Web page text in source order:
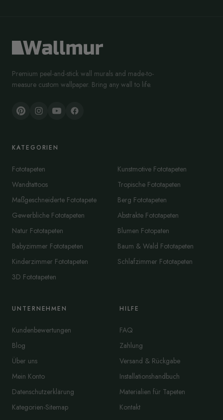
Premium peel-and-stick wall murals and made-to-
measure custom wallpaper. Bring any wall to life.
KATEGORIEN
Fototapeten
Wandtattoos
Maßgeschneiderte Fototapete
Gewerbliche Fototapeten
Natur Fototapeten
Babyzimmer Fototapeten
Kinderzimmer Fototapeten
3D Fototapeten
Kunstmotive Fototapeten
Tropische Fototapeten
Berg Fototapeten
Abstrakte Fototapeten
Blumen Fotopaten
Baum & Wald Fototapeten
Schlafzimmer Fototapeten
UNTERNEHMEN
Kundenbewertungen
Blog
Über uns
Mein Konto
Datenschutzerklärung
Kategorien-Sitemap
HILFE
FAQ
Zahlung
Versand & Rückgabe
Installationshandbuch
Materialien für Tapeten
Kontakt